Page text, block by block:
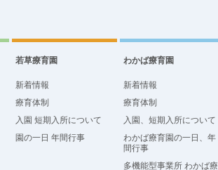
若草療育園
新着情報
療育体制
入園 短期入所について
園の一日 年間行事
わかば療育園
新着情報
療育体制
入園、短期入所について
わかば療育園の一日、年
間行事
多機能型事業所 わかば療